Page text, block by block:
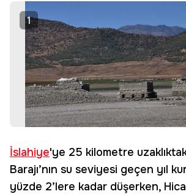
1
İslahiye'ye 25 kilometre
Barajı’nın su seviyesi geçen yıl
yüzde 2’lere kadar düşerken,